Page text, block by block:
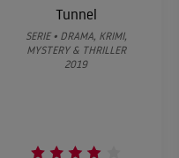
Tunnel
SERIE • DRAMA, KRIMI,
MYSTERY & THRILLER
2019